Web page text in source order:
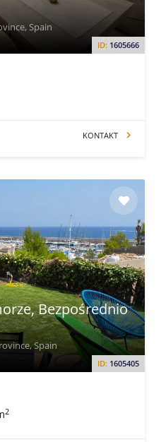
ID: 1605666
Spain
KONTAKT
ID: 1605405
Bezpośrednio
Spain
2